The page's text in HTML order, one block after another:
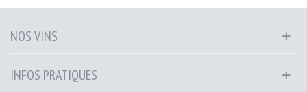
NOS VINS
INFOS PRATIQUES